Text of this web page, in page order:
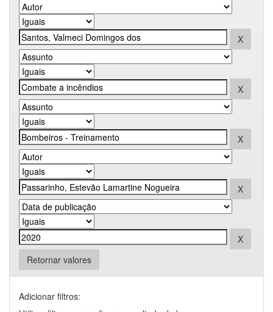
Retornar valores
Adicionar filtros: